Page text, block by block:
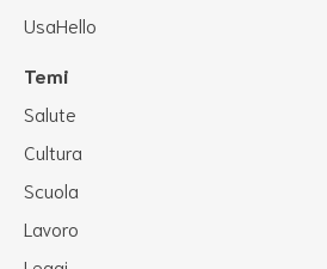
UsaHello
Temi
Salute
Cultura
Scuola
Lavoro